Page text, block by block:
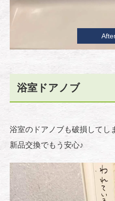
浴室ドアノブ
浴室のドアノブも破損してし
新品交換でもう安心♪